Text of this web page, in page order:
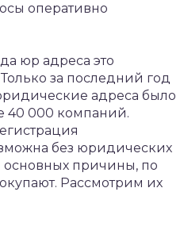
оперативно
юр адреса это
за последний год
адреса было
40 000 компаний.
без юридических
основных причины, по
Рассмотрим их